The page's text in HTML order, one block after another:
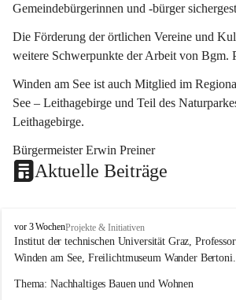
Gemeindebürgerinnen und -bürger
Die Förderung der örtlichen Vereine und
weitere Schwerpunkte der Arbeit von Bgm.
Winden am See ist auch Mitglied im
See – Leithagebirge und Teil des
Leithagebirge.
Bürgermeister Erwin Preiner
Aktuelle Beiträge
W
i
n
e
vor 3 WochenProjekte & Initiativen
Institut der technischen Universität Graz,
Winden am See, Freilichtmuseum Wander Bertoni.
Thema: Nachhaltiges Bauen und Wohnen